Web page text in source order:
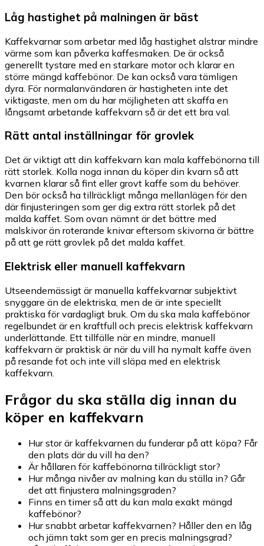
Låg hastighet på malningen är bäst
Kaffekvarnar som arbetar med låg hastighet alstrar mindre
värme som kan påverka kaffesmaken. De är också
generellt tystare med en starkare motor och klarar en
större mängd kaffebönor. De kan också vara tämligen
dyra. För normalanvändaren är hastigheten inte det
viktigaste, men om du har möjligheten att skaffa en
långsamt arbetande kaffekvarn så är det ett bra val.
Rätt antal inställningar för grovlek
Det är viktigt att din kaffekvarn kan mala kaffebönorna till
rätt storlek. Kolla noga innan du köper din kvarn så att
kvarnen klarar så fint eller grovt kaffe som du behöver.
Den bör också ha tillräckligt många mellanlägen för den
där finjusteringen som ger dig extra rätt storlek på det
malda kaffet. Som ovan nämnt är det bättre med
malskivor än roterande knivar eftersom skivorna är bättre
på att ge rätt grovlek på det malda kaffet.
Elektrisk eller manuell kaffekvarn
Utseendemässigt är manuella kaffekvarnar subjektivt
snyggare än de elektriska, men de är inte speciellt
praktiska för vardagligt bruk. Om du ska mala kaffebönor
regelbundet är en kraftfull och precis elektrisk kaffekvarn
underlättande. Ett tillfälle när en mindre, manuell
kaffekvarn är praktisk är när du vill ha nymalt kaffe även
på resande fot och inte vill släpa med en elektrisk
kaffekvarn.
Frågor du ska ställa dig innan du
köper en kaffekvarn
Hur stor är kaffekvarnen du funderar på att köpa? Får
den plats där du vill ha den?
Är hållaren för kaffebönorna tillräckligt stor?
Hur många nivåer av malning kan du ställa in? Går
det att finjustera malningsgraden?
Finns en timer så att du kan mala exakt mängd
kaffebönor?
Hur snabbt arbetar kaffekvarnen? Håller den en låg
och jämn takt som ger en precis malningsgrad?